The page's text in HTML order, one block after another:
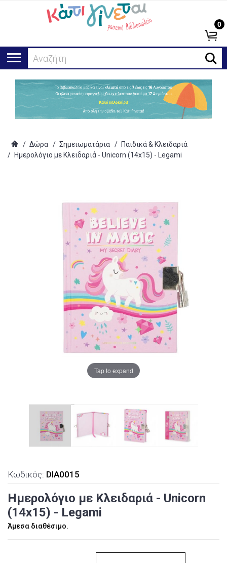
Αναζήτηση.
0
/ Δώρα / Σημειωματάρια / Παιδικά & Κλειδαριά
/ Ημερολόγιο με Κλειδαριά - Unicorn (14x15) - Legami
Tap to expand
Κωδικός: DIA0015
Ημερολόγιο με Κλειδαριά - Unicorn
(14x15) - Legami
Άμεσα διαθέσιμο.